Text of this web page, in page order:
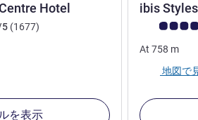
Hotel
レビュー アコーホテルズ)
5 (1677件のレビュー
)
を表示
ibis
お客さまの
At 758 m
地図で